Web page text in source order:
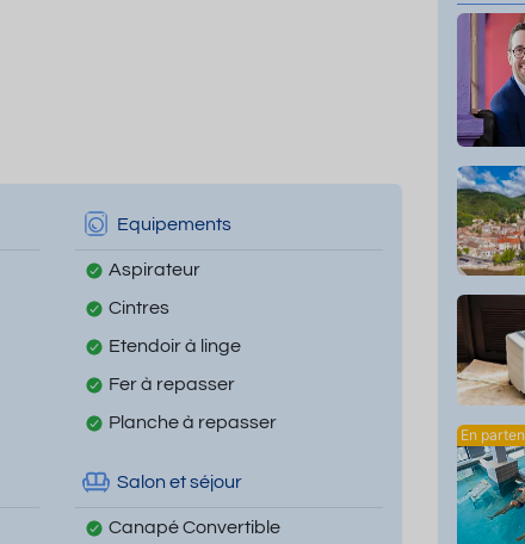
Equipements
Aspirateur
Cintres
Etendoir à linge
Fer à repasser
Planche à repasser
Salon et séjour
Canapé Convertible